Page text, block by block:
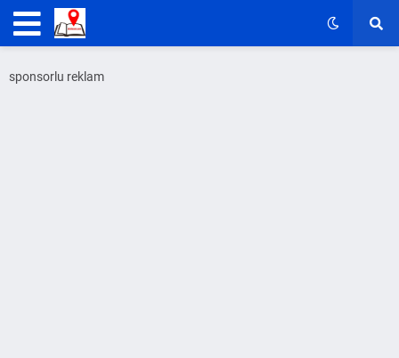
sponsorlu reklam